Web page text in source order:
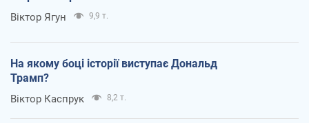
Віктор Ягун 9,9 т.
На якому боці історії виступає Дональд
Трамп?
Віктор Каспрук 8,2 т.